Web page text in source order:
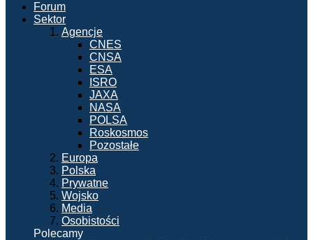
Forum
Sektor
Agencje
CNES
CNSA
ESA
ISRO
JAXA
NASA
POLSA
Roskosmos
Pozostałe
Europa
Polska
Prywatne
Wojsko
Media
Osobistości
Polecamy